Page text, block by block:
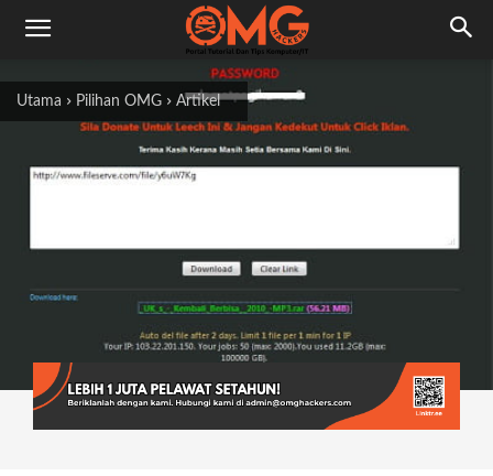
Utama Pilihan OMG Artikel